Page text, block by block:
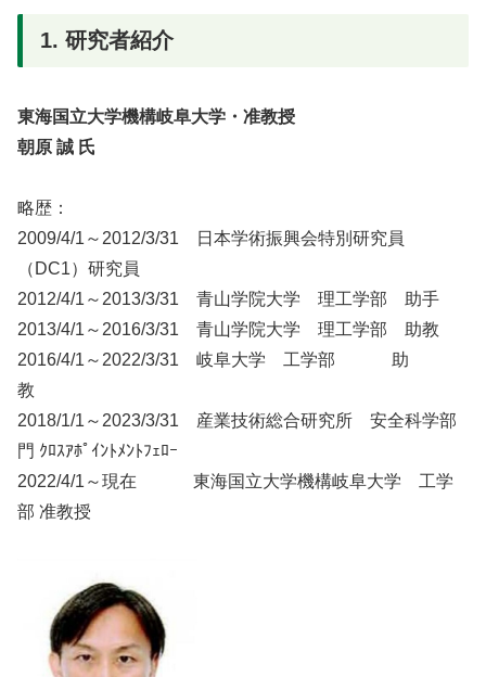
1. 研究者紹介
東海国立大学機構岐阜大学・准教授
朝原 誠 氏
略歴：
2009/4/1～2012/3/31 日本学術振興会特別研究員
（DC1）研究員
2012/4/1～2013/3/31 青山学院大学 理工学部 助手
2013/4/1～2016/3/31 青山学院大学 理工学部 助教
2016/4/1～2022/3/31 岐阜大学 工学部 助
教
2018/1/1～2023/3/31 産業技術総合研究所 安全科学部
門 ｸﾛｽｱﾎﾟｲﾝﾄﾒﾝﾄﾌｪﾛｰ
2022/4/1～現在 東海国立大学機構岐阜大学 工学
部 准教授